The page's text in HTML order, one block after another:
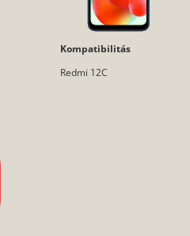
Kompatibilitás
Redmi 12C